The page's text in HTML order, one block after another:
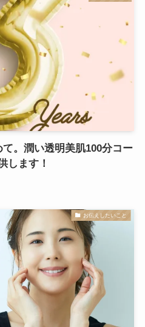
て。潤い透明美肌100分コー
します！
お伝えしたいこと